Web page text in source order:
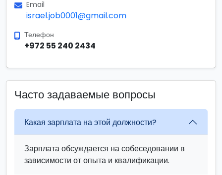
Email
israel.job0001@gmail.com
Телефон
+972 55 240 2434
Часто задаваемые вопросы
Какая зарплата на этой должности?
Зарплата обсуждается на собеседовании в
зависимости от опыта и квалификации.